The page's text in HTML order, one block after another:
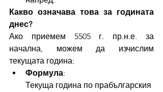
Какво означава това за годината
днес?
Ако приемем 5505 г. пр.н.е. за
начална, можем да изчислим
текущата година:
Формула:
Текуща година по прабългарския